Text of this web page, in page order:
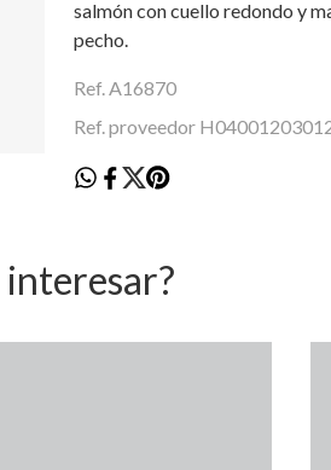
salmón con cuello redondo y
pecho.
Ref. A16870
Ref. proveedor
interesar?